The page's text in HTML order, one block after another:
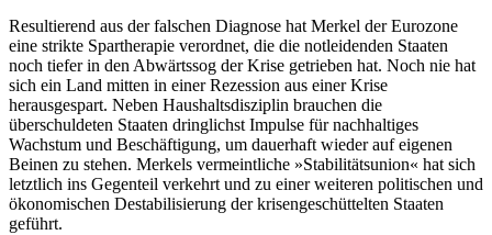
Resultierend aus der falschen Diagnose hat Merkel der Eurozone
eine strikte Spartherapie verordnet, die die notleidenden Staaten
noch tiefer in den Abwärtssog der Krise getrieben hat. Noch nie hat
sich ein Land mitten in einer Rezession aus einer Krise
herausgespart. Neben Haushaltsdisziplin brauchen die
überschuldeten Staaten dringlichst Impulse für nachhaltiges
Wachstum und Beschäftigung, um dauerhaft wieder auf eigenen
Beinen zu stehen. Merkels vermeintliche »Stabilitätsunion« hat sich
letztlich ins Gegenteil verkehrt und zu einer weiteren politischen und
ökonomischen Destabilisierung der krisengeschüttelten Staaten
geführt.